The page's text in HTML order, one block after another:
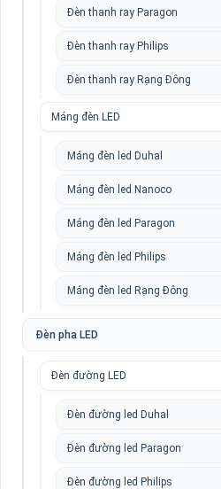
Đèn thanh ray Paragon
Đèn thanh ray Philips
Đèn thanh ray Rạng Đông
Máng đèn LED
Máng đèn led Duhal
Máng đèn led Nanoco
Máng đèn led Paragon
Máng đèn led Philips
Máng đèn led Rạng Đông
Đèn pha LED
Đèn đường LED
Đèn đường led Duhal
Đèn đường led Paragon
Đèn đường led Philips